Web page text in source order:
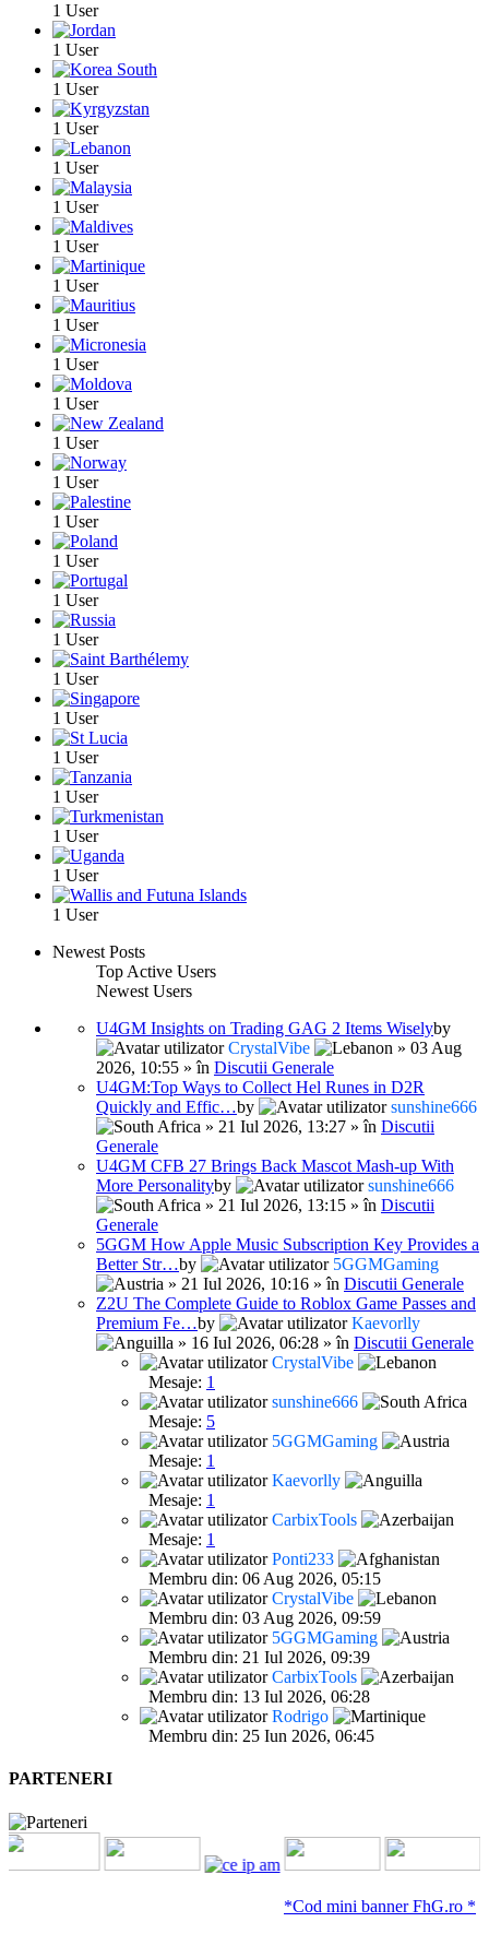
1 User
1 User
1 User
1 User
1 User
1 User
1 User
1 User
1 User
1 User
1 User
1 User
1 User
1 User
1 User
1 User
1 User
1 User
1 User
1 User
1 User
1 User
1 User
1 User
Newest Posts
Top Active Users
Newest Users
U4GM Insights on Trading GAG 2 Items Wiselyby
CrystalVibe
» 03 Aug
2026, 10:55 » în Discutii Generale
U4GM:Top Ways to Collect Hel Runes in D2R
Quickly and Effic…by
sunshine666
» 21 Iul 2026, 13:27 » în Discutii
Generale
U4GM CFB 27 Brings Back Mascot Mash-up With
More Personalityby
sunshine666
» 21 Iul 2026, 13:15 » în Discutii
Generale
5GGM How Apple Music Subscription Key Provides a
Better Str…by
5GGMGaming
» 21 Iul 2026, 10:16 » în Discutii Generale
Z2U The Complete Guide to Roblox Game Passes and
Premium Fe…by
Kaevorlly
» 16 Iul 2026, 06:28 » în Discutii Generale
CrystalVibe
Mesaje: 1
sunshine666
Mesaje: 5
5GGMGaming
Mesaje: 1
Kaevorlly
Mesaje: 1
CarbixTools
Mesaje: 1
Ponti233
Membru din: 06 Aug 2026, 05:15
CrystalVibe
Membru din: 03 Aug 2026, 09:59
5GGMGaming
Membru din: 21 Iul 2026, 09:39
CarbixTools
Membru din: 13 Iul 2026, 06:28
Rodrigo
Membru din: 25 Iun 2026, 06:45
PARTENERI
*Cod mini banner FhG.ro *